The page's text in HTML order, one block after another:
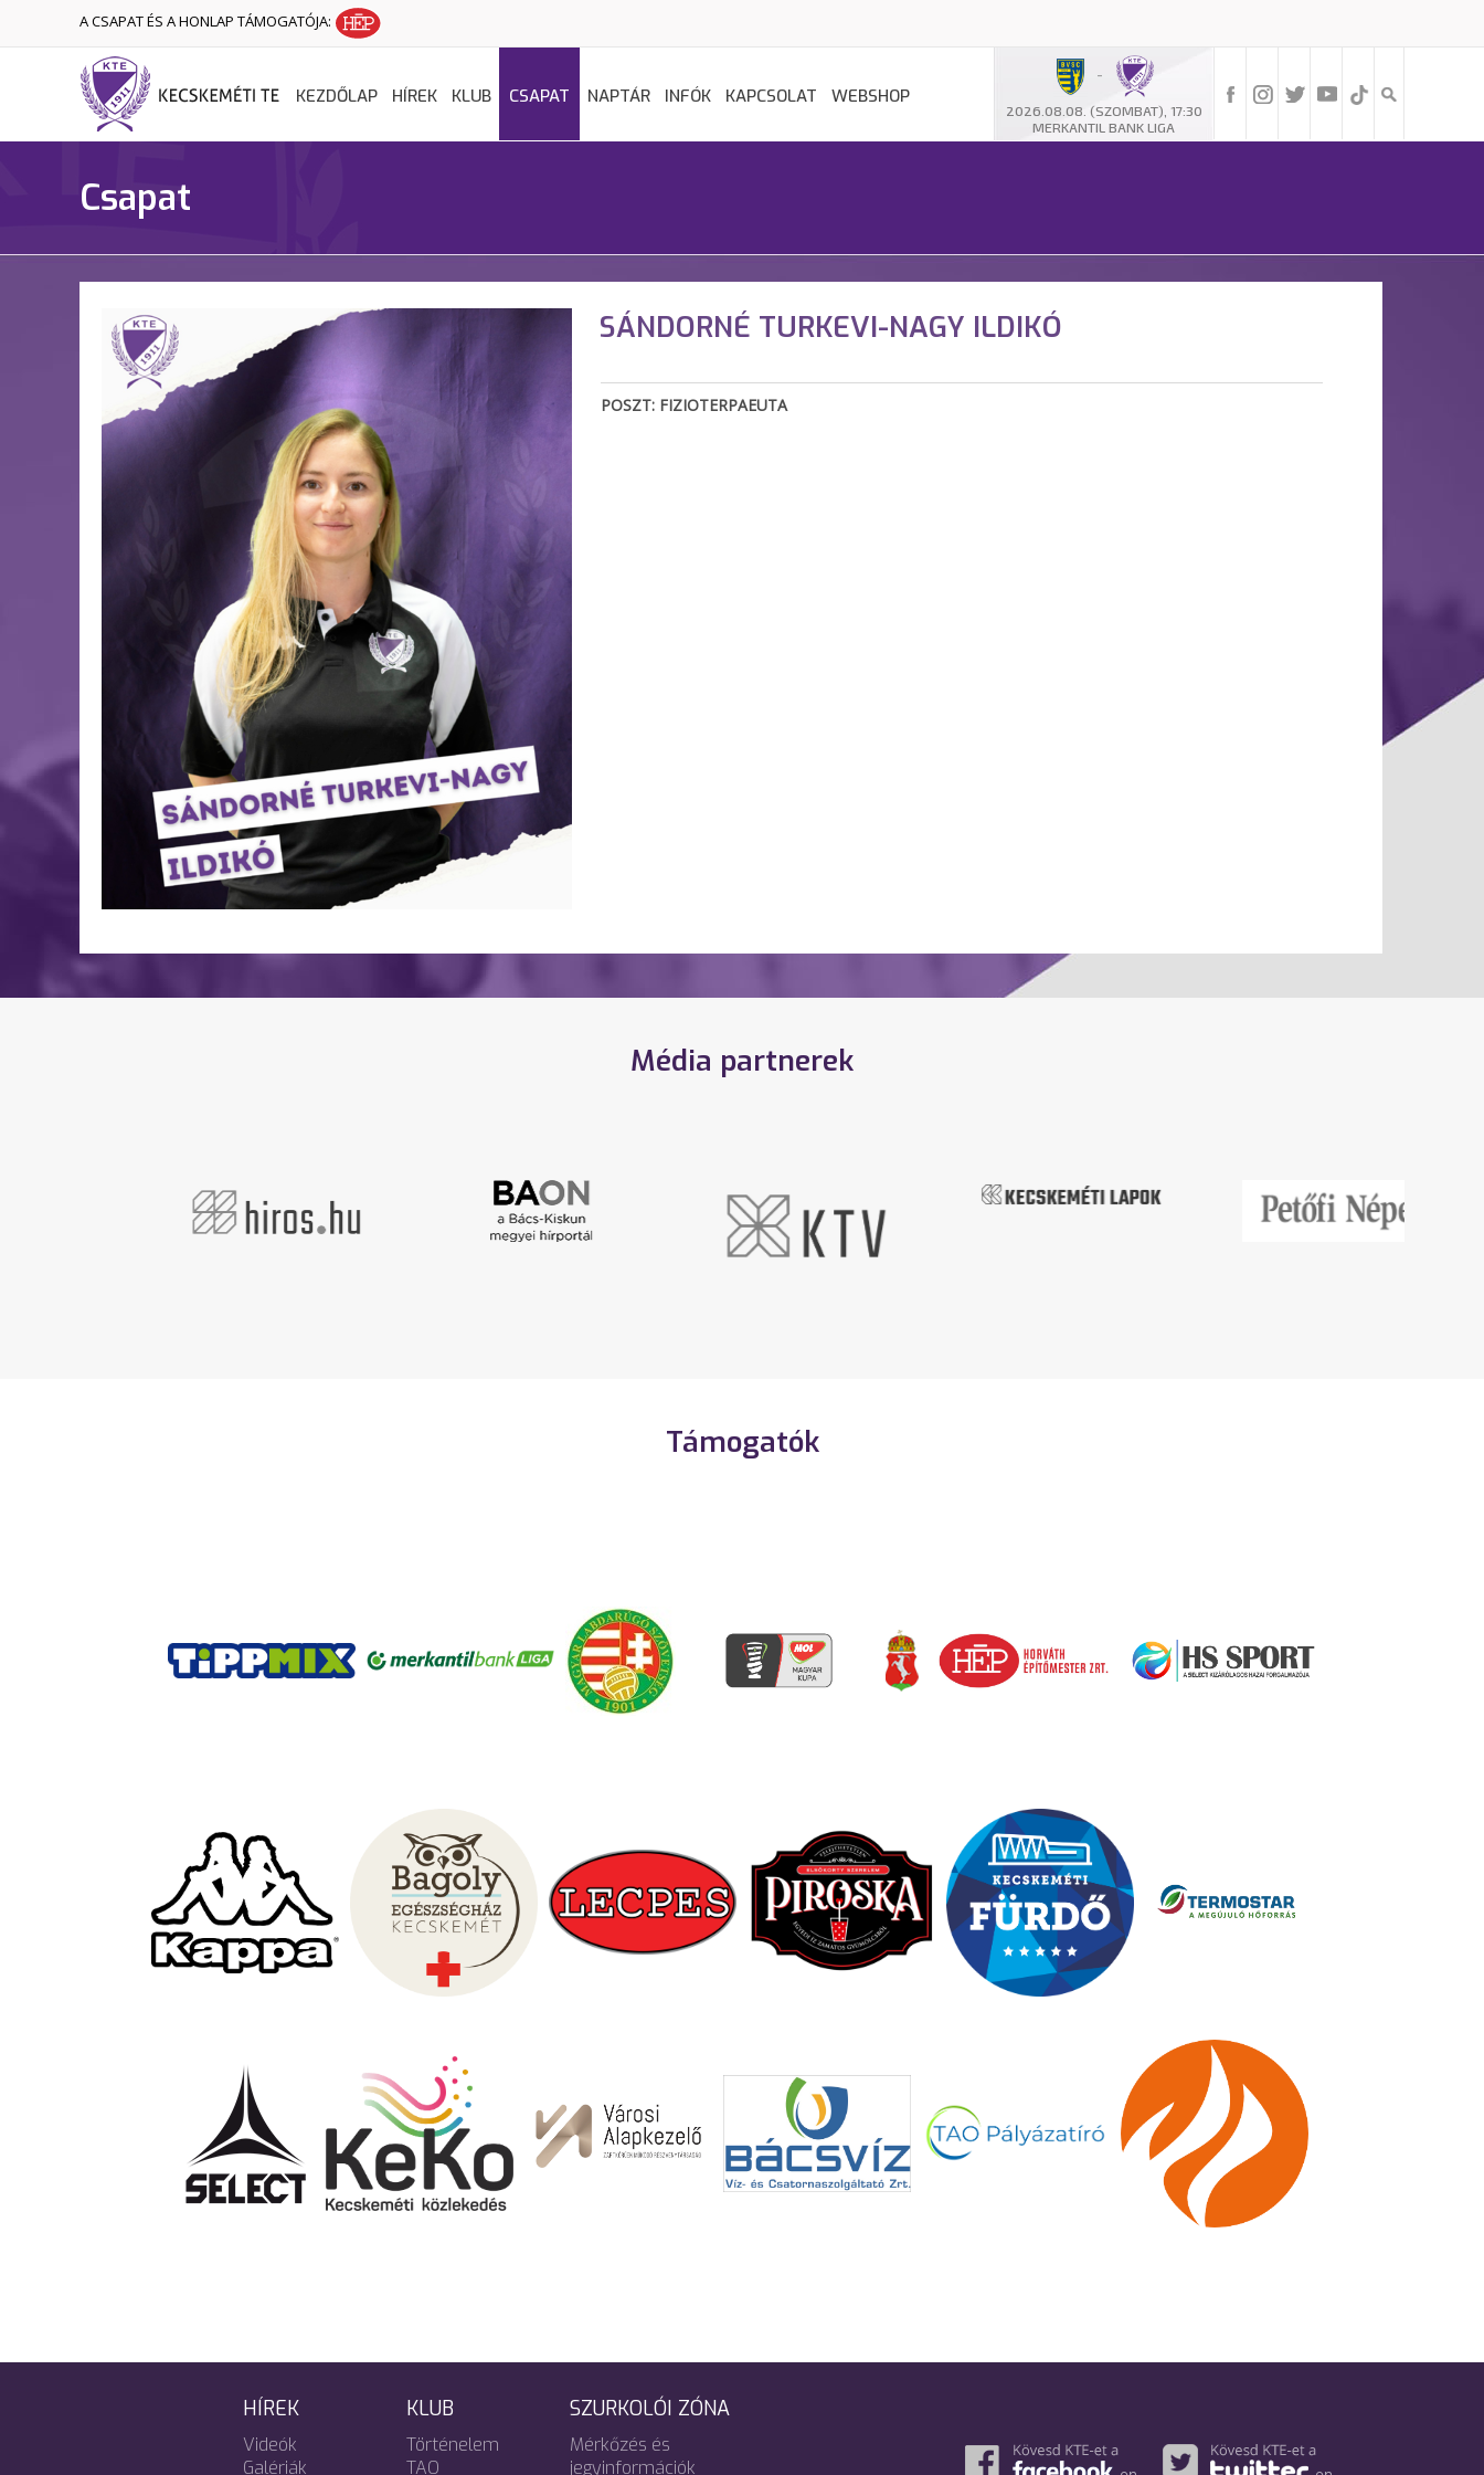
A CSAPAT ÉS A HONLAP TÁMOGATÓJA:
-
2026.08.08. (SZOMBAT), 17:30
MERKANTIL BANK LIGA
KEZDŐLAP HÍREK KLUB CSAPAT NAPTÁR INFÓK KAPCSOLAT WEBSHOP
Csapat
SÁNDORNÉ TURKEVI-NAGY ILDIKÓ
POSZT: FIZIOTERPAEUTA
Média partnerek
Támogatók
HÍREK
Videók
Galériák
KLUB
Történelem
TAO
SZURKOLÓI ZÓNA
Mérkőzés és
jegyinformációk